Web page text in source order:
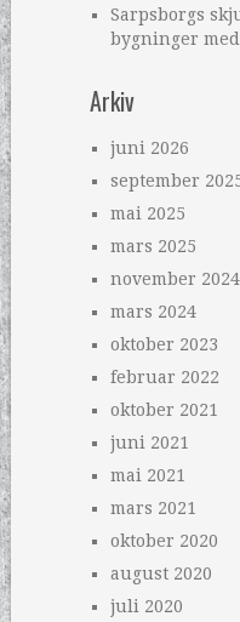
Sarpsborgs
bygninger
Arkiv
juni 2026
september
mai 2025
mars 2025
november 2024
mars 2024
oktober 2023
februar 2022
oktober 2021
juni 2021
mai 2021
mars 2021
oktober 2020
august 2020
juli 2020